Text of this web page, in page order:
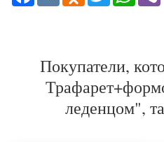
Покупатели,
леденцом",